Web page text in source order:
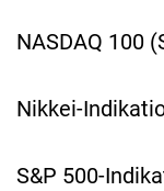
NASDAQ 100
Nikkei-
S&P 500-